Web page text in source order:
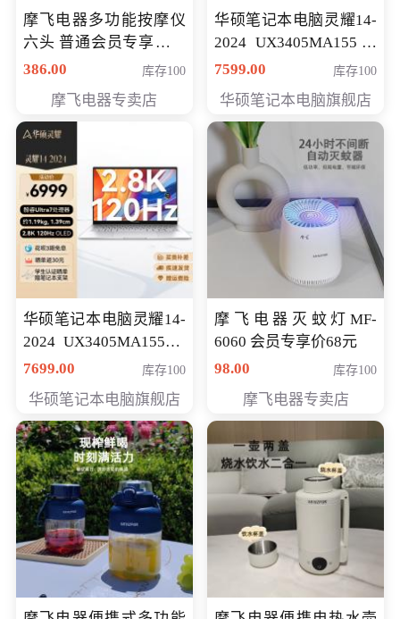
摩飞电器多功能按摩仪
六头 普通会员专享价格
199元
386.00 库存100
摩飞电器专卖店
华硕笔记本电脑灵耀14-
2024 UX3405MA155冰
川银 oled 智慧轻薄本 会
7599.00 库存100
华硕笔记本电脑旗舰店
华硕笔记本电脑灵耀14-
2024 UX3405MA155夜
空蓝 oled 智慧轻薄本 会
7699.00 库存100
华硕笔记本电脑旗舰店
摩飞电器灭蚊灯MF-
6060 会员专享价68元
98.00
库存100
摩飞电器专卖店